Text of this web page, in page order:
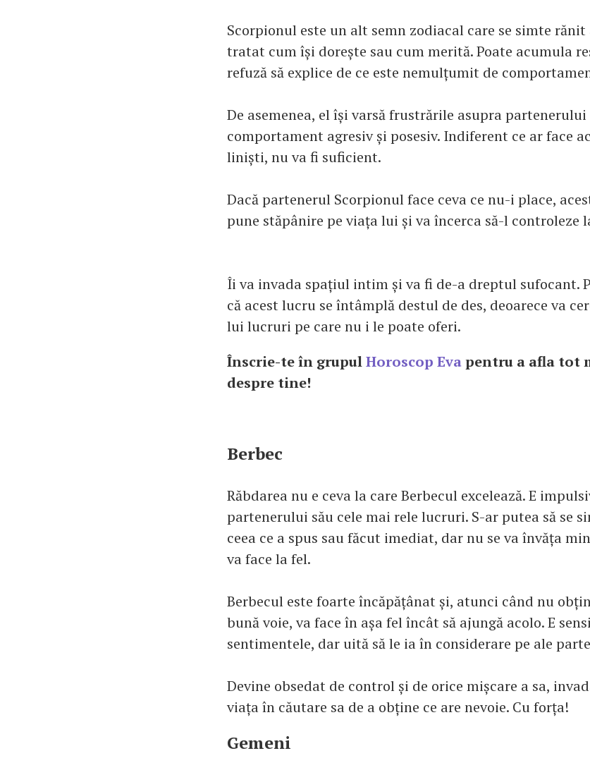
Scorpionul este un alt semn zodiacal care se simte
tratat cum își dorește sau cum merită. Poate acumula
refuză să explice de ce este nemulțumit de
De asemenea, el își varsă frustrările asupra
comportament agresiv și posesiv. Indiferent ce ar face
liniști, nu va fi suficient.
Dacă partenerul Scorpionul face ceva ce nu-i place,
pune stăpânire pe viața lui și va încerca să-l controleze
Îi va invada spațiul intim și va fi de-a dreptul sufocant.
că acest lucru se întâmplă destul de des, deoarece va
lui lucruri pe care nu i le poate oferi.
Înscrie-te în grupulHoroscop Evapentru a afla tot
despre tine!
Berbec
Răbdarea nu e ceva la care Berbecul excelează. E
partenerului său cele mai rele lucruri. S-ar putea să se
ceea ce a spus sau făcut imediat, dar nu se va învăța
va face la fel.
Berbecul este foarte încăpățânat și, atunci când nu
bună voie, va face în așa fel încât să ajungă acolo. E
sentimentele, dar uită să le ia în considerare pe ale
Devine obsedat de control și de orice mișcare a sa,
viața în căutare sa de a obține ce are nevoie. Cu forța!
Gemeni